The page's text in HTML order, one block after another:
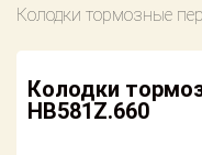
Оплата
Возврат
американских
Онлайн каталоги
Колодки тормозные
Колодки
HB581Z.660